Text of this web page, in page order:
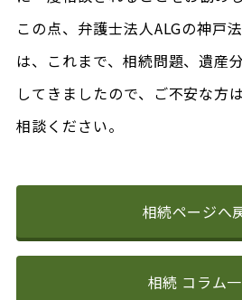
この点、弁護士法人ALGの神戸
は、これまで、相続問題、遺産
してきましたので、ご不安な方
相談ください。
相続ページへ
相続 コラム